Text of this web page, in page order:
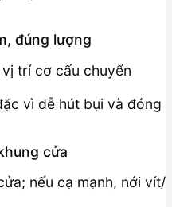
đúng lượng
trí cơ cấu chuyển
vì dễ hút bụi và đóng
cửa
nếu cạ mạnh, nới vít/